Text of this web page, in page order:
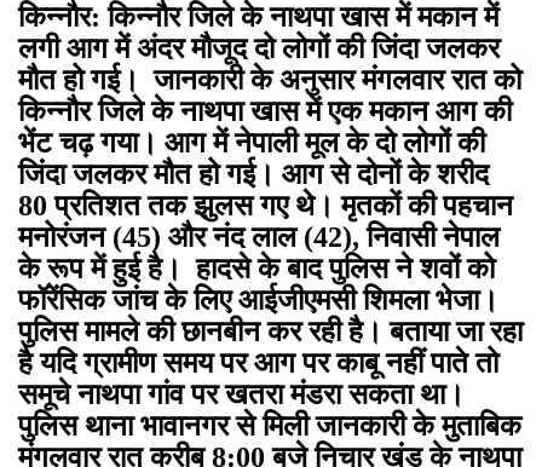
किन्नौर: किन्नौर जिले के नाथपा खास में मकान में
लगी आग में अंदर मौजूद दो लोगों की जिंदा जलकर
मौत हो गई। जानकारी के अनुसार मंगलवार रात को
किन्नौर जिले के नाथपा खास में एक मकान आग की
भेंट चढ़ गया। आग में नेपाली मूल के दो लोगों की
जिंदा जलकर मौत हो गई। आग से दोनों के शरीद
80 प्रतिशत तक झुलस गए थे। मृतकों की पहचान
मनोरंजन (45) और नंद लाल (42), निवासी नेपाल
के रूप में हुई है। हादसे के बाद पुलिस ने शवों को
फॉरेंसिक जांच के लिए आईजीएमसी शिमला भेजा।
पुलिस मामले की छानबीन कर रही है। बताया जा रहा
है यदि ग्रामीण समय पर आग पर काबू नहीं पाते तो
समूचे नाथपा गांव पर खतरा मंडरा सकता था।
पुलिस थाना भावानगर से मिली जानकारी के मुताबिक
मंगलवार रात करीब 8:00 बजे निचार खंड के नाथपा